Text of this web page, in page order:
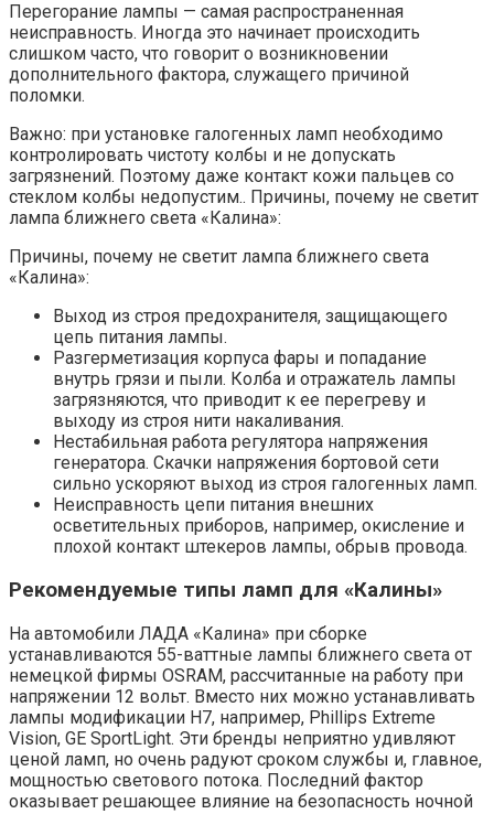
Перегорание лампы — самая распространенная
неисправность. Иногда это начинает происходить
слишком часто, что говорит о возникновении
дополнительного фактора, служащего причиной
поломки.
Важно: при установке галогенных ламп необходимо
контролировать чистоту колбы и не допускать
загрязнений. Поэтому даже контакт кожи пальцев со
стеклом колбы недопустим.. Причины, почему не светит
лампа ближнего света «Калина»:
Причины, почему не светит лампа ближнего света
«Калина»:
Выход из строя предохранителя, защищающего
цепь питания лампы.
Разгерметизация корпуса фары и попадание
внутрь грязи и пыли. Колба и отражатель лампы
загрязняются, что приводит к ее перегреву и
выходу из строя нити накаливания.
Нестабильная работа регулятора напряжения
генератора. Скачки напряжения бортовой сети
сильно ускоряют выход из строя галогенных ламп.
Неисправность цепи питания внешних
осветительных приборов, например, окисление и
плохой контакт штекеров лампы, обрыв провода.
Рекомендуемые типы ламп для «Калины»
На автомобили ЛАДА «Калина» при сборке
устанавливаются 55-ваттные лампы ближнего света от
немецкой фирмы OSRAM, рассчитанные на работу при
напряжении 12 вольт. Вместо них можно устанавливать
лампы модификации Н7, например, Phillips Extreme
Vision, GE SportLight. Эти бренды неприятно удивляют
ценой ламп, но очень радуют сроком службы и, главное,
мощностью светового потока. Последний фактор
оказывает решающее влияние на безопасность ночной